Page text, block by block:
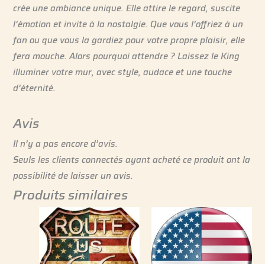
crée une ambiance unique. Elle attire le regard, suscite
l’émotion et invite à la nostalgie. Que vous l’offriez à un
fan ou que vous la gardiez pour votre propre plaisir, elle
fera mouche. Alors pourquoi attendre ? Laissez le King
illuminer votre mur, avec style, audace et une touche
d’éternité.
Avis
Il n’y a pas encore d’avis.
Seuls les clients connectés ayant acheté ce produit ont la
possibilité de laisser un avis.
Produits similaires